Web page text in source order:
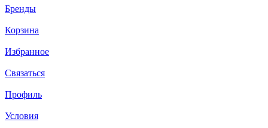
Бренды
Корзина
Избранное
Связаться
Профиль
Условия